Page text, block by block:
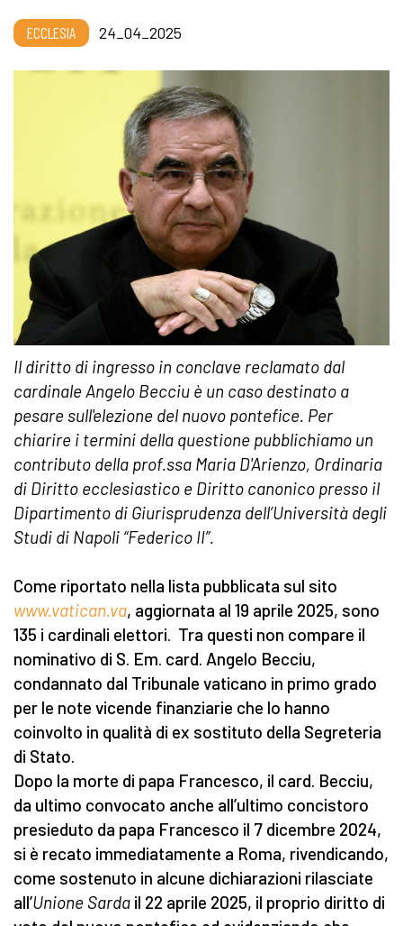
ECCLESIA 24_04_2025
Il diritto di ingresso in conclave reclamato dal
cardinale Angelo Becciu è un caso destinato a
pesare sull'elezione del nuovo pontefice. Per
chiarire i termini della questione pubblichiamo un
contributo della prof.ssa Maria D'Arienzo, Ordinaria
di Diritto ecclesiastico e Diritto canonico presso il
Dipartimento di Giurisprudenza dell’Università degli
Studi di Napoli “Federico II”.
Come riportato nella lista pubblicata sul sito
www.vatican.va, aggiornata al 19 aprile 2025, sono
135 i cardinali elettori. Tra questi non compare il
nominativo di S. Em. card. Angelo Becciu,
condannato dal Tribunale vaticano in primo grado
per le note vicende finanziarie che lo hanno
coinvolto in qualità di ex sostituto della Segreteria
di Stato.
Dopo la morte di papa Francesco, il card. Becciu,
da ultimo convocato anche all’ultimo concistoro
presieduto da papa Francesco il 7 dicembre 2024,
si è recato immediatamente a Roma, rivendicando,
come sostenuto in alcune dichiarazioni rilasciate
all’Unione Sarda il 22 aprile 2025, il proprio diritto di